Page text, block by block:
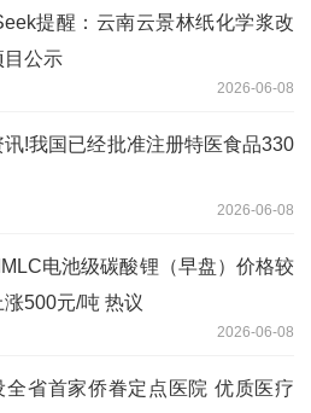
提醒：云南云景林纸化学浆改
目公示
2026-06-08
讯!我国已经批准注册特医食品330
2026-06-08
电池级碳酸锂（早盘）价格较
涨500元/吨 热议
2026-06-08
全省首家侨眷定点医院 优质医疗